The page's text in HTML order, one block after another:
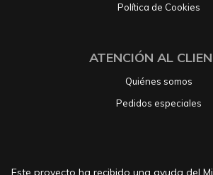
Política de Cookies
ATENCIÓN AL
Quiénes somos
Pedidos especiales
Este proyecto ha recibido una ayuda del